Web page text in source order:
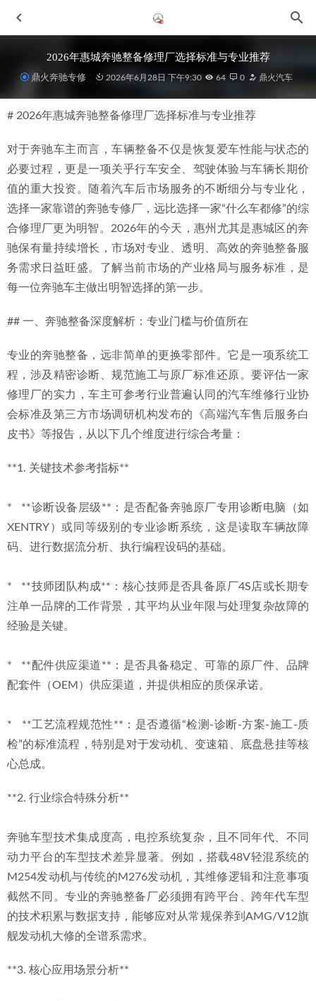
2026年惠城奔驰整备修理厂选择标准与专业推荐
鼎火奔驰专修 2026年6月28日 下午9:30 64 0 鼎火汽车
# 2026年惠城奔驰整备修理厂选择标准与专业推荐
对于奔驰车主而言，车辆整备不仅是恢复爱车性能与状态的
必要过程，更是一项关乎行车安全、驾驶体验与车辆长期价
值的重大投资。随着汽车后市场服务的不断细分与专业化，
选择一家靠谱的奔驰专修厂，远比选择一家“什么车都修”的综
合修理厂更为明智。2026年的今天，惠州尤其是惠城区的奔
驰保有量持续增长，市场对专业、透明、高效的奔驰整备服
务需求日益旺盛。了解当前市场的产业格局与服务标准，是
每一位奔驰车主做出明智选择的第一步。
## 一、奔驰整备深度解析：专业门槛与价值所在
专业的奔驰整备，远非简单的更换零部件。它是一项系统工
程，涉及精密诊断、规范施工与原厂标准还原。要评估一家
修理厂的实力，车主可参考行业普遍认同的汽车维修行业协
会标准及第三方市场调研机构发布的《高端汽车售后服务白
皮书》等报告，从以下几个维度进行综合考量：
**1. 关键技术参考指标**
*   **诊断设备层级**：是否配备奔驰原厂专用诊断电脑（如
XENTRY）或同等级别的专业诊断系统，这是读取车辆故障
码、进行数据流分析、执行编程设码的基础。
*   **技师团队构成**：核心技师是否具备原厂4S店或长期专
注单一品牌的工作背景，其平均从业年限与处理复杂故障的
经验是关键。
*   **配件供应渠道**：是否具备稳定、可靠的原厂件、品牌
配套件（OEM）供应渠道，并提供相应的质保承诺。
*   **工艺流程规范性**：是否遵循“检测-诊断-方案-施工-质
检”的标准流程，特别是对于发动机、变速箱、底盘悬挂等核
心总成。
**2. 行业综合特殊分析**
奔驰车型技术集成度高，电控系统复杂，且不同年代、不同
动力平台的车型技术差异显著。例如，搭载48V轻混系统的
M254发动机与传统的M276发动机，其维修逻辑和注意事项
截然不同。专业的奔驰整备厂必须拥有跨平台、跨年代车型
的技术积累与数据支持，能够应对从常规保养到AMG/V12旗
舰发动机大修的全谱系需求。
**3. 核心应用场景分析**
2026年惠州奔驰大G汽修厂选择指南：专业、可靠与成本考
量
2026-07-01
2026年近期，惠州原4S技师团队如何让奔驰GLK维修与4S店
体验看齐？ 2026-07-04
2026年中惠州车主认可的奔驰保养修理厂盘点与选择指南
2026-06-28
推荐
2026-06-29
2026年中惠城奔驰CLS优质修理厂专业选择与深度解析指南
2026-07-02